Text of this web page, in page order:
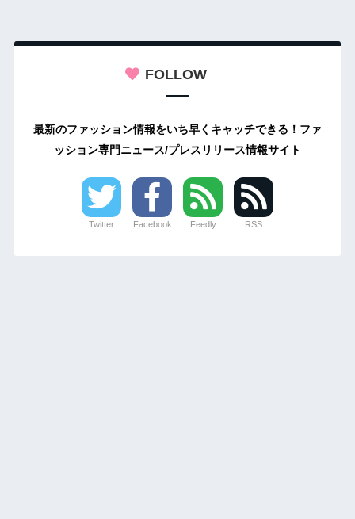
FOLLOW
最新のファッション情報をいち早くキャッチできる！ファ
ッション専門ニュース/プレスリリース情報サイト
Twitter Facebook Feedly RSS